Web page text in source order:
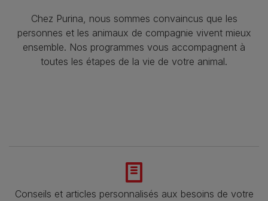
Chez Purina, nous sommes convaincus que les
personnes et les animaux de compagnie vivent mieux
ensemble. Nos programmes vous accompagnent à
toutes les étapes de la vie de votre animal.​
Conseils et articles personnalisés aux besoins de votre